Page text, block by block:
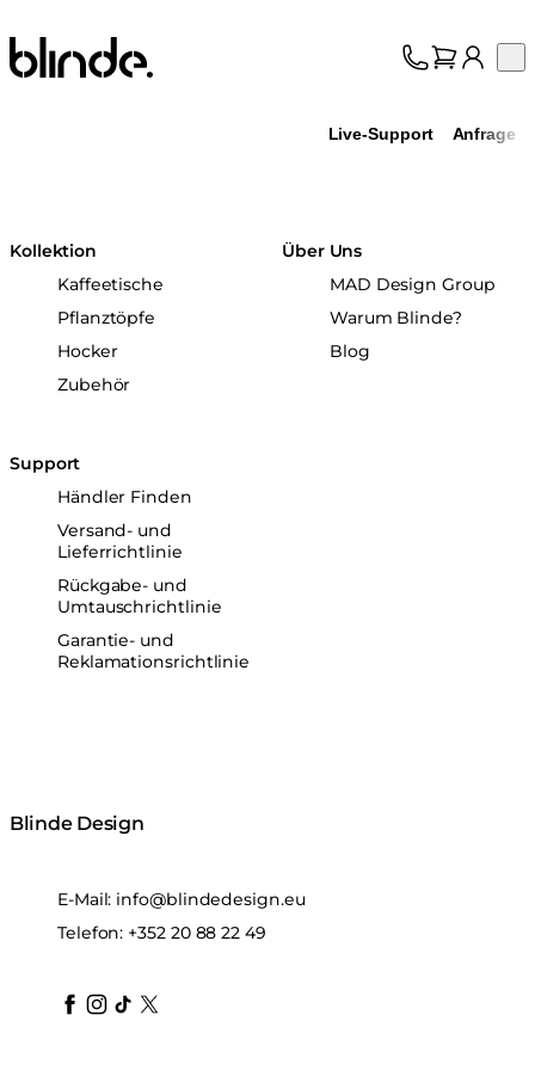
Blinde Design
Live-Support Anfrage
Kollektion
Kaffeetische
Pflanztöpfe
Hocker
Zubehör
Über Uns
MAD Design Group
Warum Blinde?
Blog
Support
Händler Finden
Versand- und
Lieferrichtlinie
Rückgabe- und
Umtauschrichtlinie
Garantie- und
Reklamationsrichtlinie
Blinde Design
E-Mail: info@blindedesign.eu
Telefon: +352 20 88 22 49
blindedesign
blindedesign
blindedesign
blinde-design
blindedesign